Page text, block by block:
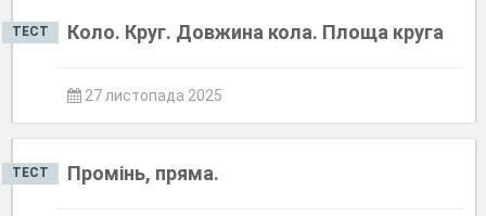
ТЕСТ Коло. Круг. Довжина кола. Площа круга
27 листопада 2025
ТЕСТ Промінь, пряма.